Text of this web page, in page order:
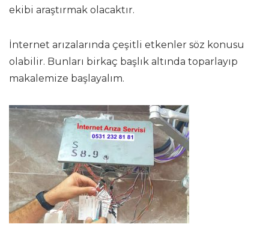
ekibi araştırmak olacaktır.
İnternet arızalarında çeşitli etkenler söz konusu
olabilir. Bunları birkaç başlık altında toparlayıp
makalemize başlayalım.